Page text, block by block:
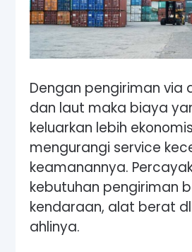
Dengan pengiriman via
dan laut maka biaya
keluarkan lebih
mengurangi service
keamanannya.
kebutuhan pengiriman
kendaraan, alat berat
ahlinya.